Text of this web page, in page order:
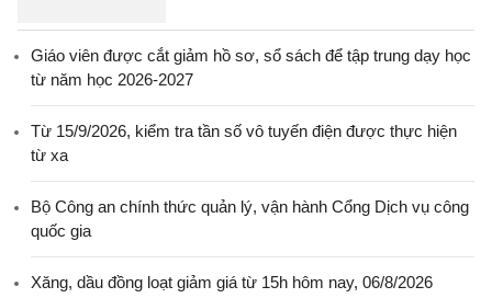
Giáo viên được cắt giảm hồ sơ, sổ sách để tập trung dạy học
từ năm học 2026-2027
Từ 15/9/2026, kiểm tra tần số vô tuyến điện được thực hiện
từ xa
Bộ Công an chính thức quản lý, vận hành Cổng Dịch vụ công
quốc gia
Xăng, dầu đồng loạt giảm giá từ 15h hôm nay, 06/8/2026